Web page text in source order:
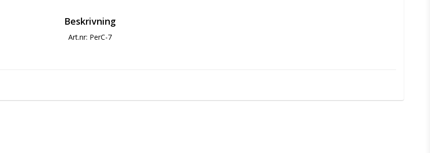
Beskrivning
Art.nr: PerC-7